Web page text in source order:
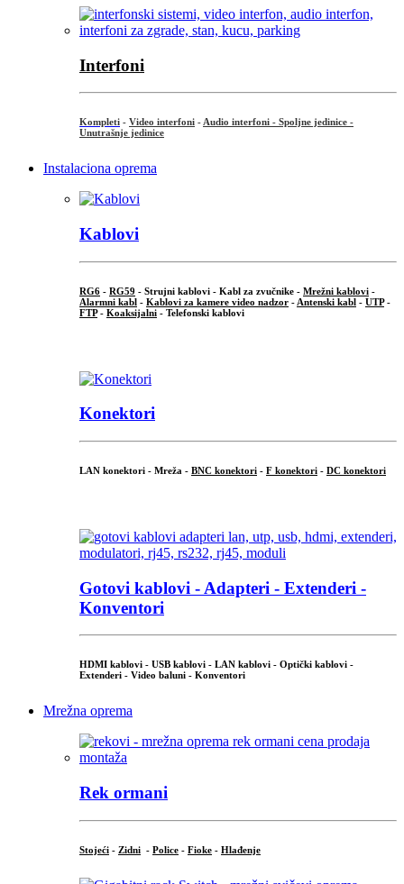
Interfoni
Kompleti - Video interfoni - Audio interfoni - Spoljne jedinice -
Unutrašnje jedinice
Instalaciona oprema
Kablovi
RG6 - RG59 - Strujni kablovi - Kabl za zvučnike - Mrežni kablovi -
Alarmni kabl - Kablovi za kamere video nadzor - Antenski kabl - UTP-
FTP- Koaksijalni - Telefonski kablovi
Konektori
LAN konektori - Mreža - BNC konektori - F konektori - DC konektori
Gotovi kablovi - Adapteri - Extenderi -
Konventori
HDMI kablovi - USB kablovi - LAN kablovi - Optički kablovi -
Extenderi - Video baluni - Konventori
Mrežna oprema
Rek ormani
Stojeći - Zidni - Police - Fioke - Hlađenje